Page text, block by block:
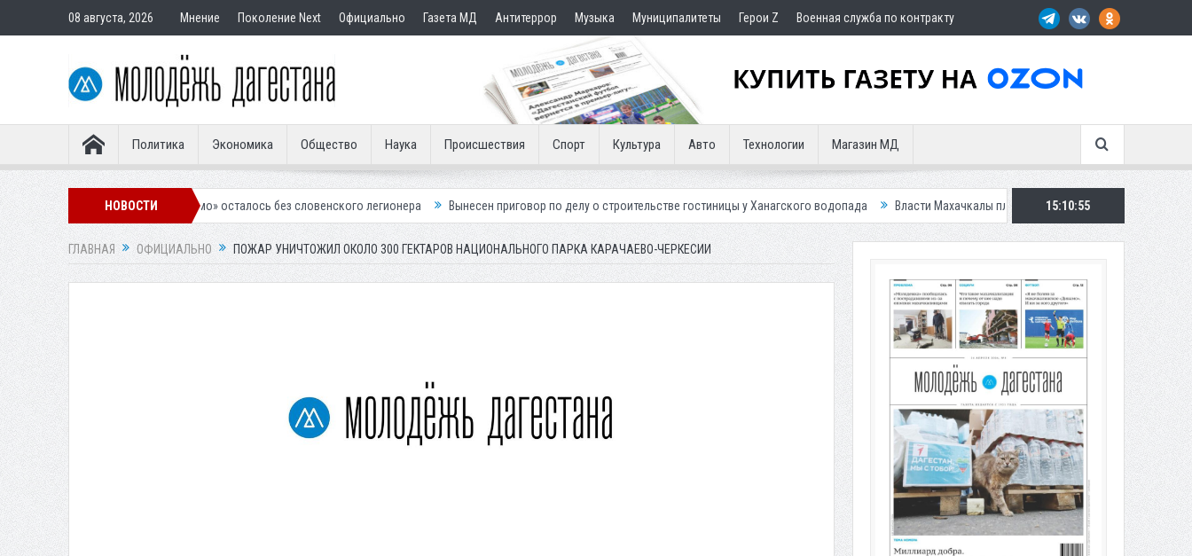
08 августа, 2026 Мнение Поколение Next Официально Газета МД Антитеррор Музыка Муниципалитеты Герои Z Военная служба по контракту
Политика Экономика Общество Наука Происшествия Спорт Культура Авто Технологии Магазин МД
НОВОСТИ
«Динамо» осталось без словенского легионера Вынесен приговор по делу о строительстве гостиницы у Ханагского водопада Власти Махачкалы планирует внедрить новую систему для улучшения
15:10:56
ГЛАВНАЯ ОФИЦИАЛЬНО ПОЖАР УНИЧТОЖИЛ ОКОЛО 300 ГЕКТАРОВ НАЦИОНАЛЬНОГО ПАРКА КАРАЧАЕВО-ЧЕРКЕСИИ